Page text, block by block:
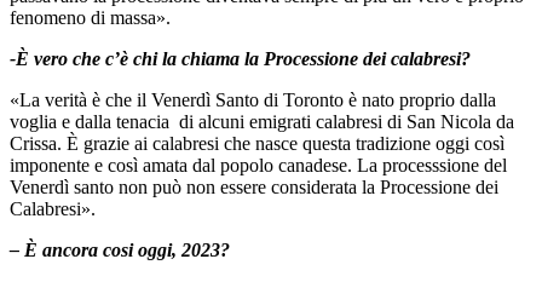
fenomeno di massa».
-È vero che c’è chi la chiama la Processione dei calabresi?
«La verità è che il Venerdì Santo di Toronto è nato proprio dalla
voglia e dalla tenacia di alcuni emigrati calabresi di San Nicola da
Crissa. È grazie ai calabresi che nasce questa tradizione oggi così
imponente e così amata dal popolo canadese. La processsione del
Venerdì santo non può non essere considerata la Processione dei
Calabresi».
– È ancora cosi oggi, 2023?